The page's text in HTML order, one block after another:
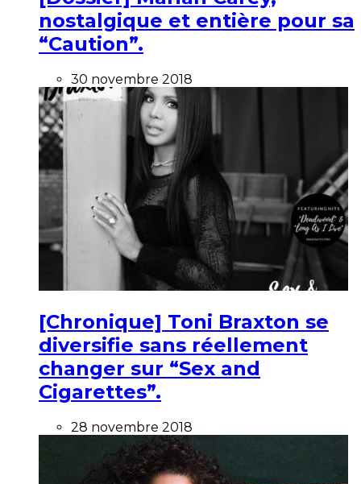
nostalgique et entière pour sa
“Caution”.
30 novembre 2018
[Chronique] Toni Braxton se
diversifie sans réellement
changer sur “Sex and
Cigarettes”.
28 novembre 2018